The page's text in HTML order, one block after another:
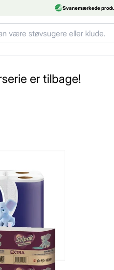
Svanemærkede
er tilbage!